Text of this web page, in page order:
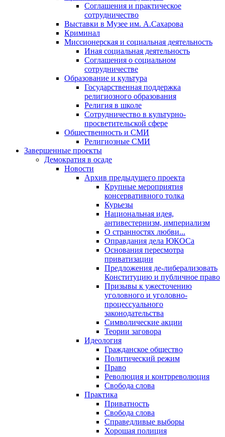
Соглашения и практическое
сотрудничество
Выставки в Музее им. А.Сахарова
Криминал
Миссионерская и социальная деятельность
Иная социальная деятельность
Соглашения о социальном
сотрудничестве
Образование и культура
Государственная поддержка
религиозного образования
Религия в школе
Сотрудничество в культурно-
просветительской сфере
Общественность и СМИ
Религиозные СМИ
Завершенные проекты
Демократия в осаде
Новости
Архив предыдущего проекта
Крупные мероприятия
консервативного толка
Курьезы
Национальная идея,
антивестернизм, империализм
О странностях любви...
Оправдания дела ЮКОСа
Основания пересмотра
приватизации
Предложения де-либерализовать
Конституцию и публичное право
Призывы к ужесточению
уголовного и уголовно-
процессуального
законодательства
Символические акции
Теории заговора
Идеология
Гражданское общество
Политический режим
Право
Революция и контрреволюция
Свобода слова
Практика
Приватность
Свобода слова
Справедливые выборы
Хорошая полиция